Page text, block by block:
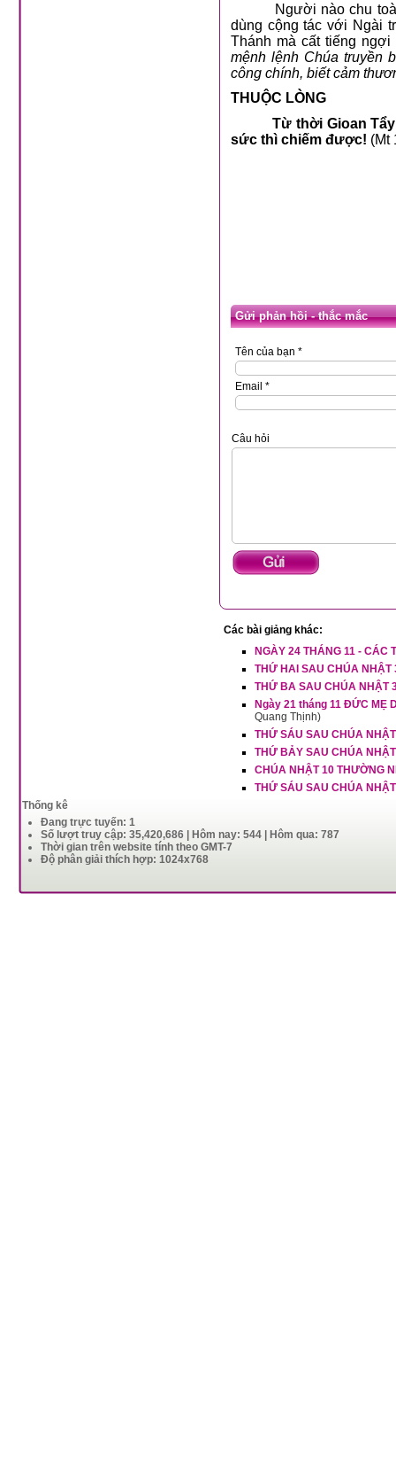
Người nào chu toàn
dùng cộng tác với Ngài
Thánh mà cất tiếng ngợi
mệnh lệnh Chúa truyền
công chính, biết cảm
THUỘC LÒNG
Từ thời Gioan
sức thì chiếm được! (Mt
Gửi phản hồi - thắc mắc
Tên của bạn *
Email *
Câu hỏi
Các bài giảng khác:
NGÀY 24 THÁNG 11 - CÁC
THỨ HAI SAU CHÚA NHẬT
THỨ BA SAU CHÚA NHẬT
Ngày 21 tháng 11 ĐỨC MẸ
Quang Thịnh)
THỨ SÁU SAU CHÚA
THỨ BẢY SAU CHÚA
CHÚA NHẬT 10 THƯỜNG
THỨ SÁU SAU CHÚA
Thống kê
Đang trực tuyến: 1
Số lượt truy cập: 35,420,686 | Hôm nay: 544 | Hôm qua: 787
Thời gian trên website tính theo GMT-7
Độ phân giải thích hợp: 1024x768